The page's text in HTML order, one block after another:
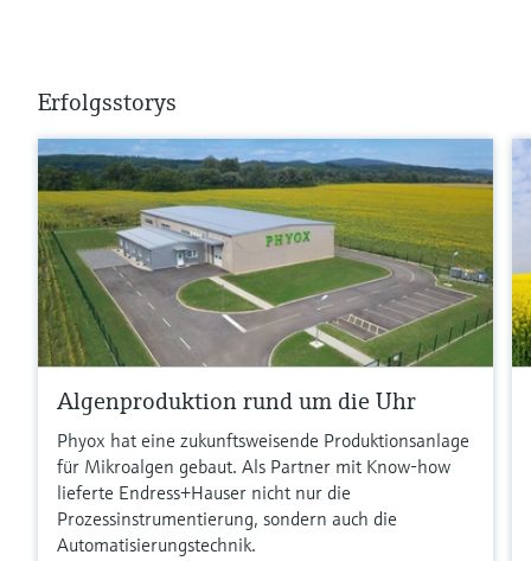
Erfolgsstorys
Algenproduktion rund um die Uhr
Phyox hat eine zukunftsweisende Produktionsanlage
für Mikroalgen gebaut. Als Partner mit Know-how
lieferte Endress+Hauser nicht nur die
Prozessinstrumentierung, sondern auch die
Automatisierungstechnik.